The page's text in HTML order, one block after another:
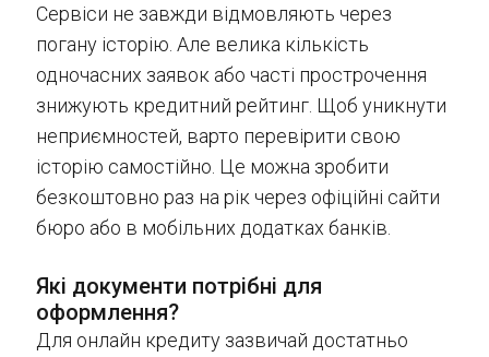
Сервіси не завжди відмовляють через
погану історію. Але велика кількість
одночасних заявок або часті прострочення
знижують кредитний рейтинг. Щоб уникнути
неприємностей, варто перевірити свою
історію самостійно. Це можна зробити
безкоштовно раз на рік через офіційні сайти
бюро або в мобільних додатках банків.
Які документи потрібні для
оформлення?
Для онлайн кредиту зазвичай достатньо